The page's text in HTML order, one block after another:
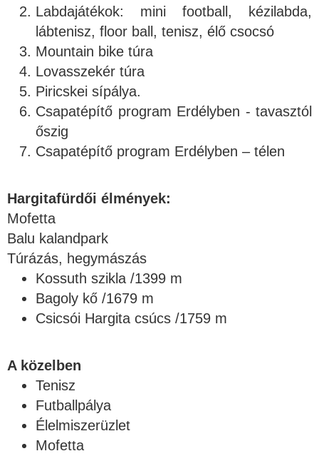
Labdajátékok: mini football, kézilabda,
lábtenisz, floor ball, tenisz, élő csocsó
Mountain bike túra
Lovasszekér túra
Piricskei sípálya.
Csapatépítő program Erdélyben - tavasztól
őszig
Csapatépítő program Erdélyben – télen
Hargitafürdői élmények:
Mofetta
Balu kalandpark
Túrázás, hegymászás
Kossuth szikla /1399 m
Bagoly kő /1679 m
Csicsói Hargita csúcs /1759 m
A közelben
Tenisz
Futballpálya
Élelmiszerüzlet
Mofetta